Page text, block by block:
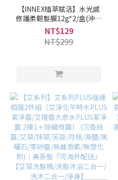
【INNEX植萃賦活】水光感
修護柔韌髮膜12g*2/盒(沖洗
式) 單件賣場 (爆水髮膜/膠囊
髮膜/密集修護/保濕/護髮)｜
美吾髮『可海外配送』
NT$129
NT$299